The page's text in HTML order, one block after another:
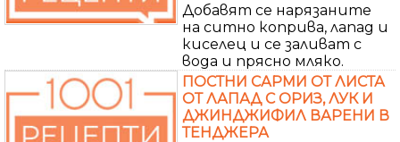
Добавят се нарязаните
на ситно коприва, лапад и
киселец и се заливат с
вода и прясно мляко.
ПОСТНИ САРМИ ОТ ЛИСТА
ОТ ЛАПАД С ОРИЗ, ЛУК И
ДЖИНДЖИФИЛ ВАРЕНИ В
ТЕНДЖЕРА